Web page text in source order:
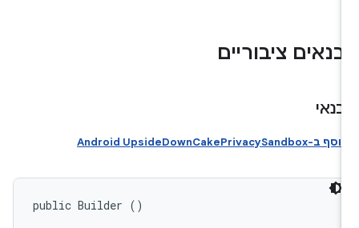
בנאים ציבוריים
בנאי
נוסף ב-Android UpsideDownCakePrivacySandbox
public Builder ()